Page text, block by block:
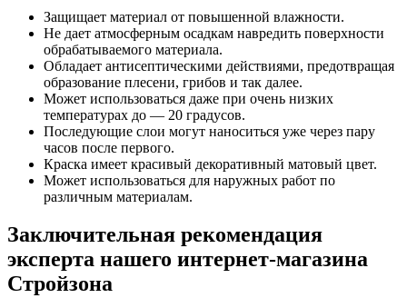
Защищает материал от повышенной влажности.
Не дает атмосферным осадкам навредить поверхности
обрабатываемого материала.
Обладает антисептическими действиями, предотвращая
образование плесени, грибов и так далее.
Может использоваться даже при очень низких
температурах до — 20 градусов.
Последующие слои могут наноситься уже через пару
часов после первого.
Краска имеет красивый декоративный матовый цвет.
Может использоваться для наружных работ по
различным материалам.
Заключительная рекомендация
эксперта нашего интернет-магазина
Стройзона